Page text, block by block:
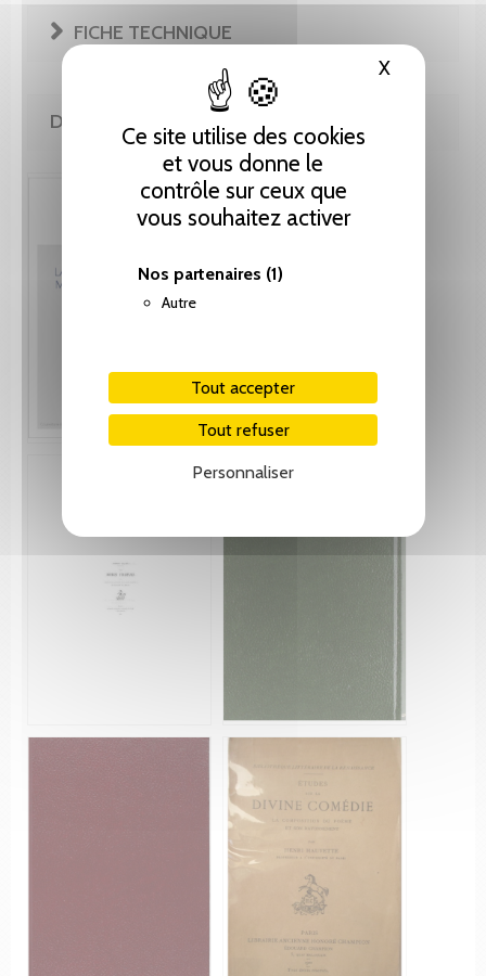
Ce site utilise des cookies
et vous donne le
contrôle sur ceux que
vous souhaitez activer
Nos partenaires (1)
Autre
Tout accepter
Tout refuser
Personnaliser
XMasquer
FICHE TECHNIQUE
DE LA MÊME COLLECTION